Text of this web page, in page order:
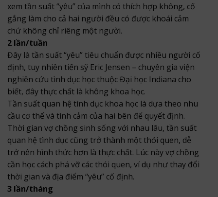
xem tần suất “yêu” của mình có thích hợp không, cố
gắng làm cho cả hai người đều có được khoái cảm
chứ không chỉ riêng một người.
2 lần/tuần
Đây là tần suất “yêu” tiêu chuẩn được nhiều người cố
định, tuy nhiên tiến sỹ Eric Jensen – chuyên gia viện
nghiên cứu tình dục học thuộc Đại học Indiana cho
biết, đây thực chất là không khoa học.
Tần suất quan hệ tình dục khoa học là dựa theo nhu
cầu cơ thể và tình cảm của hai bên để quyết định.
Thời gian vợ chồng sinh sống với nhau lâu, tần suất
quan hệ tình dục cũng trở thành một thói quen, dễ
trở nên hình thức hơn là thực chất. Lúc này vợ chồng
cần học cách phá vỡ các thói quen, ví dụ như thay đổi
thời gian và địa điểm “yêu” cố định.
3 lần/tháng